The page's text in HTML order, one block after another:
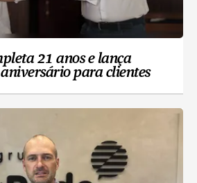
21 anos e lança
para clientes